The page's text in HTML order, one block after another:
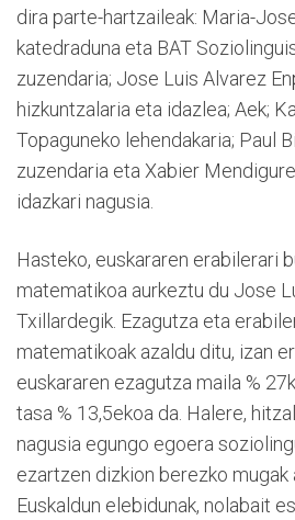
dira parte-hartzaileak: Maria-
katedraduna eta BAT
zuzendaria; Jose Luis Alvarez
hizkuntzalaria eta idazlea; Aek;
Topaguneko lehendakaria; Paul
zuzendaria eta Xabier
idazkari nagusia.
Hasteko, euskararen erabilerari
matematikoa aurkeztu du Jose
Txillardegik. Ezagutza eta
matematikoak azaldu ditu, izan
euskararen ezagutza maila %
tasa % 13,5ekoa da. Halere,
nagusia egungo egoera
ezartzen dizkion berezko mugak
Euskaldun elebidunak, nolabait